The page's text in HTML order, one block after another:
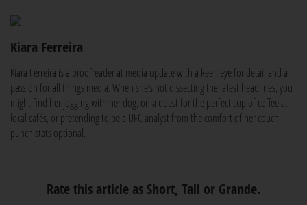
Kiara Ferreira
Kiara Ferreira is a proofreader at media update with a keen eye for detail and a
passion for all things media. When she’s not dissecting the latest headlines, you
might find her jogging with her dog, on a quest for the perfect cup of coffee at
local cafés, or pretending to be a UFC analyst from the comfort of her couch —
punch stats optional.
Rate this article as Short, Tall or Grande.